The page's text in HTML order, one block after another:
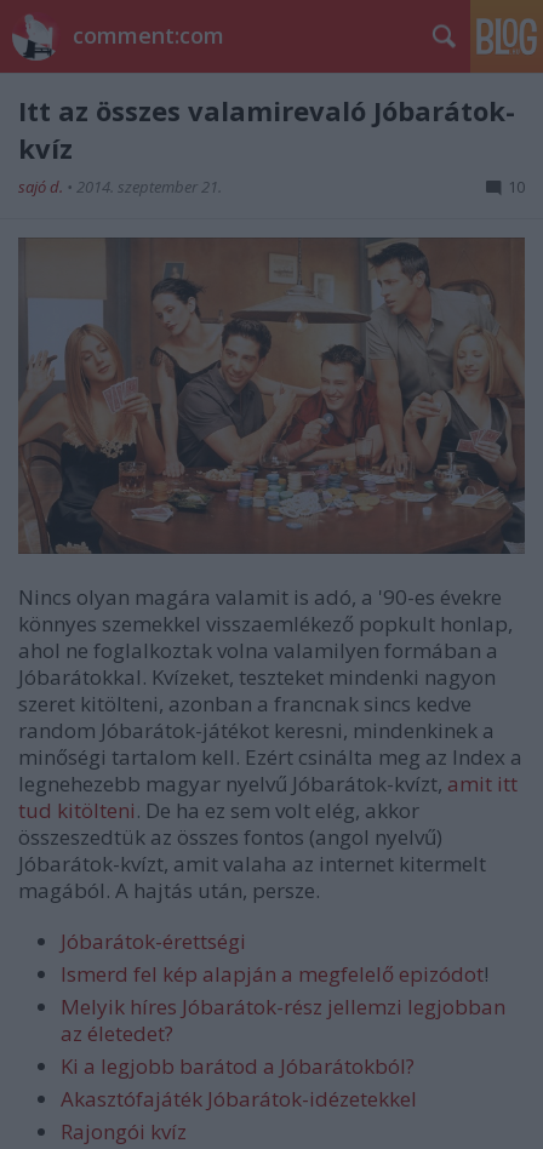
comment:com
Itt az összes valamirevaló Jóbarátok-
kvíz
sajó d. • 2014. szeptember 21. 10
Nincs olyan magára valamit is adó, a '90-es évekre
könnyes szemekkel visszaemlékező popkult honlap,
ahol ne foglalkoztak volna valamilyen formában a
Jóbarátokkal. Kvízeket, teszteket mindenki nagyon
szeret kitölteni, azonban a francnak sincs kedve
random Jóbarátok-játékot keresni, mindenkinek a
minőségi tartalom kell. Ezért csinálta meg az Index a
legnehezebb magyar nyelvű Jóbarátok-kvízt, amit itt
tud kitölteni. De ha ez sem volt elég, akkor
összeszedtük az összes fontos (angol nyelvű)
Jóbarátok-kvízt, amit valaha az internet kitermelt
magából. A hajtás után, persze.
Jóbarátok-érettségi
Ismerd fel kép alapján a megfelelő epizódot!
Melyik híres Jóbarátok-rész jellemzi legjobban
az életedet?
Ki a legjobb barátod a Jóbarátokból?
Akasztófajáték Jóbarátok-idézetekkel
Rajongói kvíz